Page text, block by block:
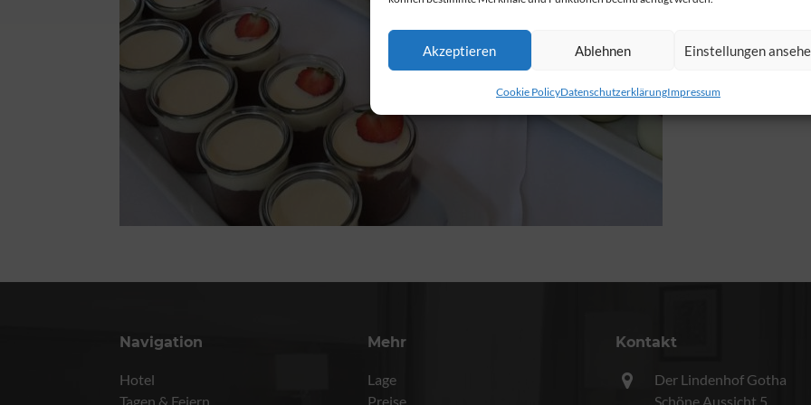
Akzeptieren Ablehnen Einstellungen
Cookie PolicyDatenschutzerklärungImpressum
Navigation
Hotel
Tagen & Feiern
Mehr
Lage
Preise
Kontakt
Der Lindenhof Gotha
Schöne Aussicht 5